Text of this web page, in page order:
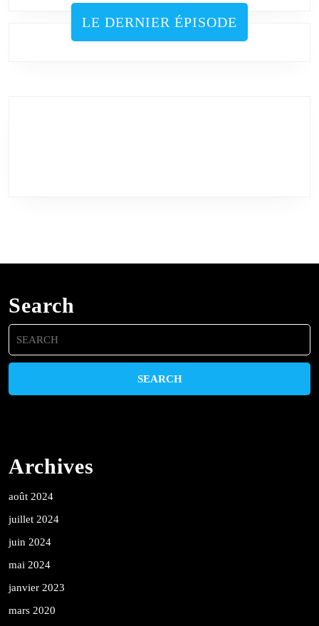
LE DERNIER ÉPISODE
Search
Search
for:
Archives
août 2024
juillet 2024
juin 2024
mai 2024
janvier 2023
mars 2020